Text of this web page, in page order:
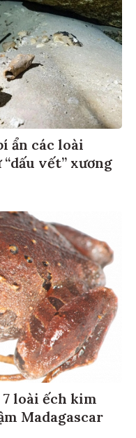
ẩn các loài
vết” xương
loài ếch kim
Madagascar